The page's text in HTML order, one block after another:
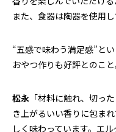
また、食器は陶器を使用し
“五感で味わう満足感”と
おやつ作りも好評とのこと
松永 「材料に触れ、切っ
き上がるいい香りに包ま
しく味わっています。エ